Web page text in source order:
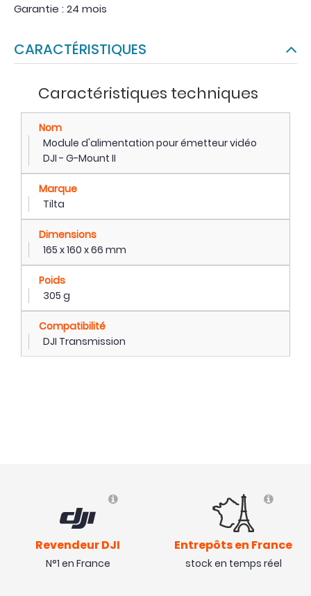
Garantie : 24 mois
CARACTÉRISTIQUES
Caractéristiques techniques
Nom
Module d'alimentation pour émetteur vidéo
DJI - G-Mount II
Marque
Tilta
Dimensions
165 x 160 x 66 mm
Poids
305 g
Compatibilité
DJI Transmission
Revendeur DJI
N°1 en France
Entrepôts en France
stock en temps réel